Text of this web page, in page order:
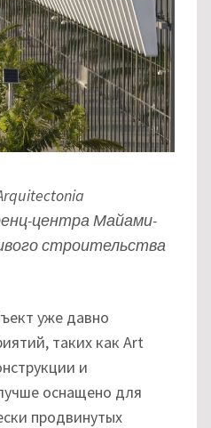
центра Майами-
строительства
уже давно
таких как Art
и
оснащено для
продвинутых